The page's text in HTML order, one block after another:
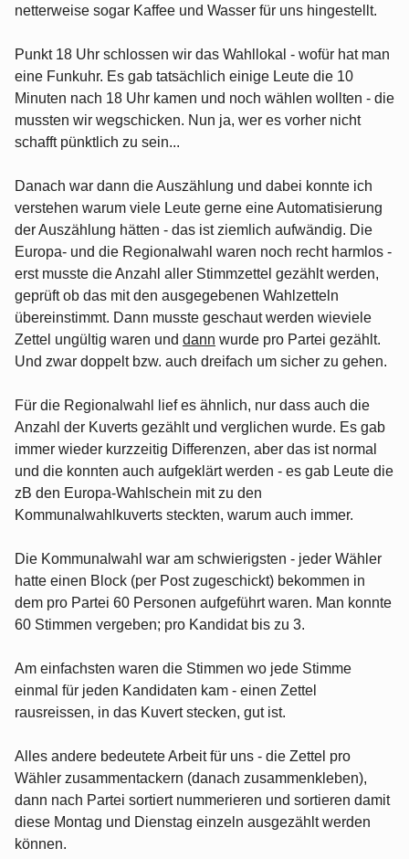
netterweise sogar Kaffee und Wasser für uns hingestellt.
Punkt 18 Uhr schlossen wir das Wahllokal - wofür hat man
eine Funkuhr. Es gab tatsächlich einige Leute die 10
Minuten nach 18 Uhr kamen und noch wählen wollten - die
mussten wir wegschicken. Nun ja, wer es vorher nicht
schafft pünktlich zu sein...
Danach war dann die Auszählung und dabei konnte ich
verstehen warum viele Leute gerne eine Automatisierung
der Auszählung hätten - das ist ziemlich aufwändig. Die
Europa- und die Regionalwahl waren noch recht harmlos -
erst musste die Anzahl aller Stimmzettel gezählt werden,
geprüft ob das mit den ausgegebenen Wahlzetteln
übereinstimmt. Dann musste geschaut werden wieviele
Zettel ungültig waren und dann wurde pro Partei gezählt.
Und zwar doppelt bzw. auch dreifach um sicher zu gehen.
Für die Regionalwahl lief es ähnlich, nur dass auch die
Anzahl der Kuverts gezählt und verglichen wurde. Es gab
immer wieder kurzzeitig Differenzen, aber das ist normal
und die konnten auch aufgeklärt werden - es gab Leute die
zB den Europa-Wahlschein mit zu den
Kommunalwahlkuverts steckten, warum auch immer.
Die Kommunalwahl war am schwierigsten - jeder Wähler
hatte einen Block (per Post zugeschickt) bekommen in
dem pro Partei 60 Personen aufgeführt waren. Man konnte
60 Stimmen vergeben; pro Kandidat bis zu 3.
Am einfachsten waren die Stimmen wo jede Stimme
einmal für jeden Kandidaten kam - einen Zettel
rausreissen, in das Kuvert stecken, gut ist.
Alles andere bedeutete Arbeit für uns - die Zettel pro
Wähler zusammentackern (danach zusammenkleben),
dann nach Partei sortiert nummerieren und sortieren damit
diese Montag und Dienstag einzeln ausgezählt werden
können.